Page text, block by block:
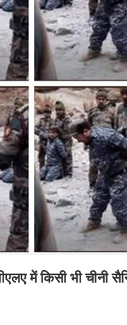
में किसी भी चीनी